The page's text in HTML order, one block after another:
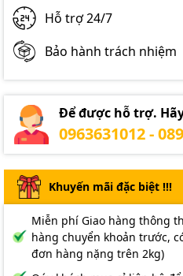
Hỗ trợ 24/7
Bảo hành trách nhiệm
Để được hỗ trợ.
0963631012 -
Khuyến mãi đặc biệt !!!
Miễn phí Giao hàng thông
hàng chuyển khoản trước,
đơn hàng nặng trên 2kg)